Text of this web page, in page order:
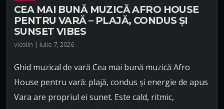
CEA MAI BUNĂ MUZICĂ AFRO HOUSE
PENTRU VARĂ – PLAJĂ, CONDUS ȘI
SUNSET VIBES
vicolin | iulie 7, 2026
Ghid muzical de vară Cea mai bună muzică Afro
House pentru vară: plajă, condus și energie de apus
Vara are propriul ei sunet. Este cald, ritmic,